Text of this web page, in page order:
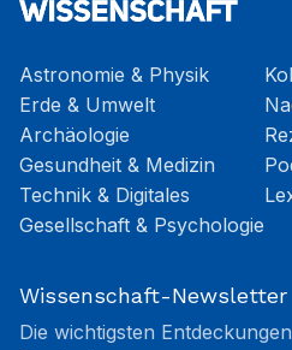
Astronomie & Physik
Erde & Umwelt
Archäologie
Gesundheit & Medizin
Technik & Digitales
Gesellschaft & Psychologie
Wissenschaft-Newsletter
Die wichtigsten